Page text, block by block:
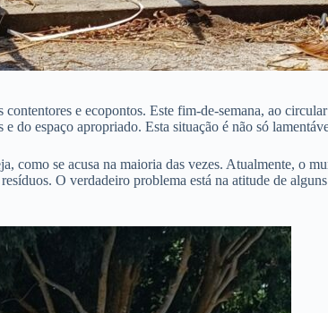
e ecopontos. Este fim-de-semana, ao
espaço apropriado. Esta situação é não só
como se acusa na maioria das vezes. Atualmente, o
O verdadeiro problema está na atitude de